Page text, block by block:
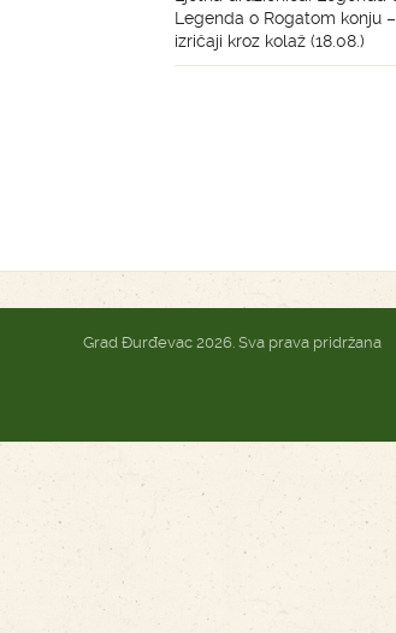
Legenda o Rogatom konju
izričaji kroz kolaž (18.08.)
Grad Đurđevac 2026. Sva prava pridržana